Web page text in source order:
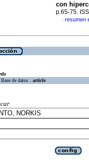
con
p.65-75.
· resumen
Base de datos : article